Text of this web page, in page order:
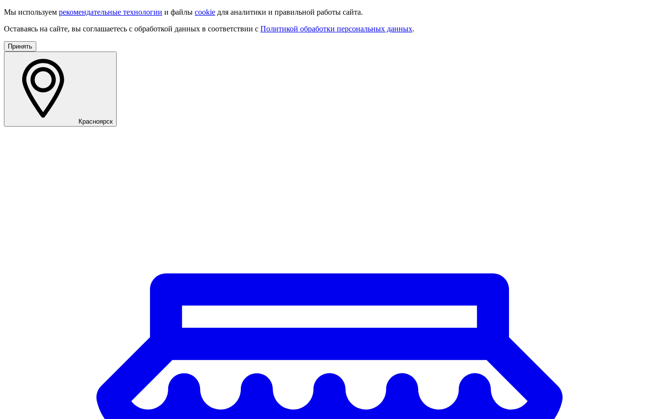
Мы используем рекомендательные технологии и файлы cookie для аналитики и правильной работы сайта.
Оставаясь на сайте, вы соглашаетесь с обработкой данных в соответствии с Политикой обработки персональных данных.
Принять
Красноярск